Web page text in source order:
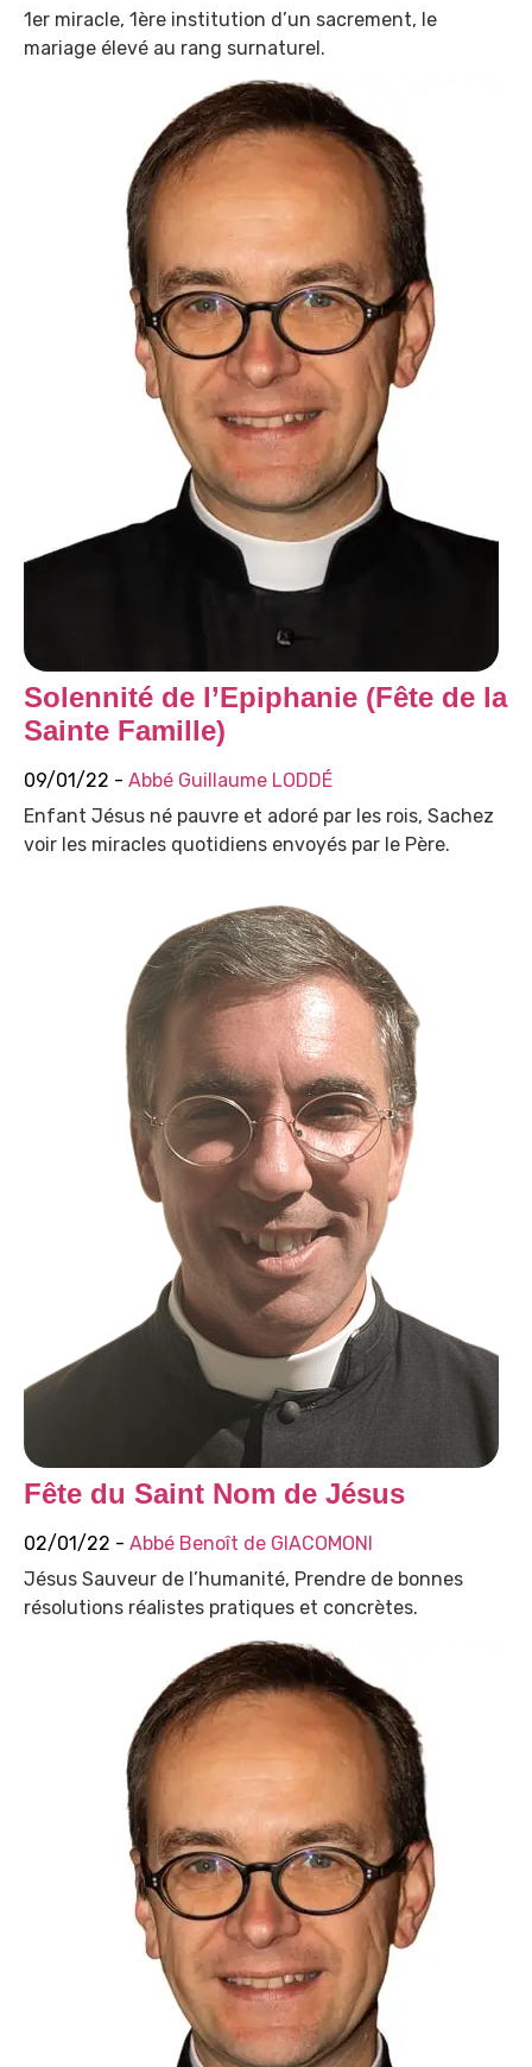
1er miracle, 1ère institution d’un sacrement, le
mariage élevé au rang surnaturel.
Solennité de l’Epiphanie (Fête de la
Sainte Famille)
09/01/22 - Abbé Guillaume LODDÉ
Enfant Jésus né pauvre et adoré par les rois, Sachez
voir les miracles quotidiens envoyés par le Père.
Fête du Saint Nom de Jésus
02/01/22 - Abbé Benoît de GIACOMONI
Jésus Sauveur de l’humanité, Prendre de bonnes
résolutions réalistes pratiques et concrètes.